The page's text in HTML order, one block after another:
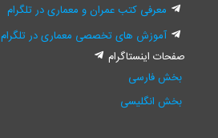
معرفی کتب عمران و معماری در تلگرام
آموزش های تخصصی معماری در تلگرام
صفحات اینستاگرام
بخش فارسی
بخش انگلیسی